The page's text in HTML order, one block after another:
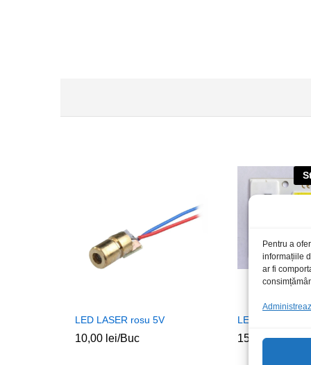
Pentru a
informațiile
ar fi
LED LASER rosu 5V
10,00 lei/Buc
LED 20W
15,00lei/Buc